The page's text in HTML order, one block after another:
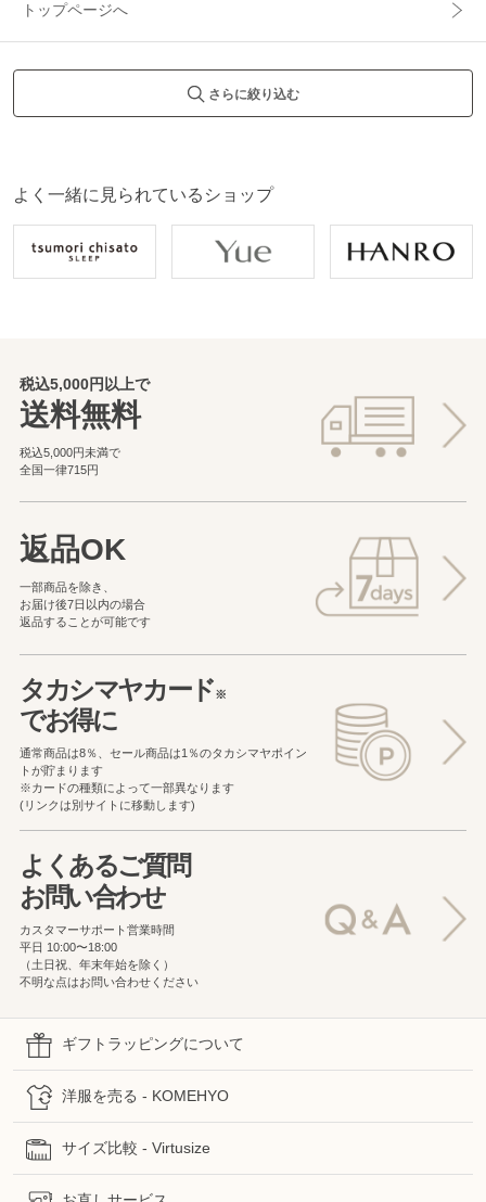
トップページへ
さらに絞り込む
よく一緒に見られているショップ
税込5,000円以上で
送料無料
税込5,000円未満で
全国一律715円
返品OK
一部商品を除き、
お届け後7日以内の場合
返品することが可能です
タカシマヤカード※
でお得に
通常商品は8％、セール商品は1％のタカシマヤポイン
トが貯まります
※カードの種類によって一部異なります
(リンクは別サイトに移動します)
よくあるご質問
お問い合わせ
カスタマーサポート営業時間
平日 10:00〜18:00
（土日祝、年末年始を除く）
不明な点はお問い合わせください
ギフトラッピングについて
洋服を売る - KOMEHYO
サイズ比較 - Virtusize